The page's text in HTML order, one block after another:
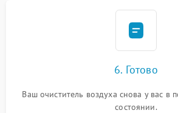
6. Готово
Ваш очиститель воздуха снова у вас в
состоянии.